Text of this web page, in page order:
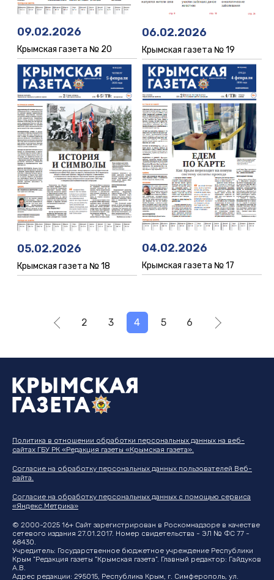
09.02.2026
Крымская газета № 20
06.02.2026
Крымская газета № 19
05.02.2026
Крымская газета № 18
04.02.2026
Крымская газета № 17
2 3 4 5 6
Политика в отношении обработки персональных данных на веб-
сайтах ГБУ РК «Редакция газеты «Крымская газета».
Согласие на обработку персональных данных пользователей Веб-
сайта.
Согласие на обработку персональных данных с помощью сервиса
«Яндекс.Метрика»
© 2000-2025 16+ Сайт зарегистрирован в Роскомнадзоре в качестве
сетевого издания 27.01.2017. Номер свидетельства - ЭЛ № ФС 77 -
68430.
Учредитель: Государственное бюджетное учреждение Республики
Крым "Редакция газеты "Крымская газета". Главный редактор: Гайдуков
А.В.
Адрес редакции: 295015, Республика Крым, г. Симферополь, ул.